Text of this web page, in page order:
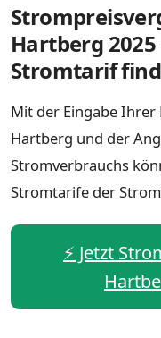
Hartberg
Stromtarif
Mit der Eingabe
Hartberg und der
Stromverbrauchs
Stromtarife der
⚡️ Jetzt